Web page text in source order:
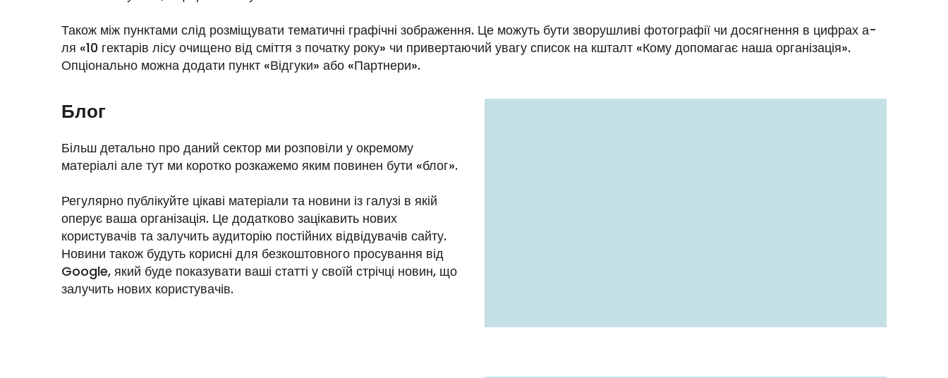
Також між пунктами слід розміщувати тематичні графічні зображення. Це можуть бути зворушливі фотографії чи досягнення в цифрах а-
ля «10 гектарів лісу очищено від сміття з початку року» чи привертаючий увагу список на кшталт «Кому допомагає наша організація».
Опціонально можна додати пункт «Відгуки» або «Партнери».
Блог
Більш детально про даний сектор ми розповіли у окремому
матеріалі але тут ми коротко розкажемо яким повинен бути «блог».
Регулярно публікуйте цікаві матеріали та новини із галузі в якій
оперує ваша організація. Це додатково зацікавить нових
користувачів та залучить аудиторію постійних відвідувачів сайту.
Новини також будуть корисні для безкоштовного просування від
Google, який буде показувати ваші статті у своїй стрічці новин, що
залучить нових користувачів.